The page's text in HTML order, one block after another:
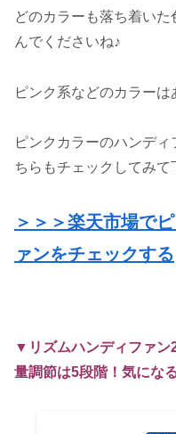
どのカラーも落ち着い
んでくださいね♪
ピンク系などのカラーは
ピンクカラーのハンデ
ちらもチェックしてみて
＞＞＞楽天市場で
ァンをチェックする
▼リズムハンディファン
量調節は5段階！気にな